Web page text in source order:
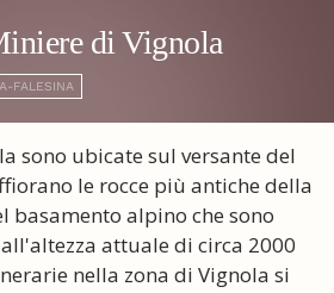
di Vignola
FALESINA
sono ubicate sul versante del
le rocce più antiche della
basamento alpino che sono
attuale di circa 2000
nella zona di Vignola si